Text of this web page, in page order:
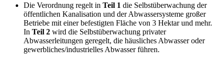
Die Verordnung regelt in Teil 1 die Selbstüberwachung der
öffentlichen Kanalisation und der Abwassersysteme großer
Betriebe mit einer befestigten Fläche von 3 Hektar und mehr.
In Teil 2 wird die Selbstüberwachung privater
Abwasserleitungen geregelt, die häusliches Abwasser oder
gewerbliches/industrielles Abwasser führen.